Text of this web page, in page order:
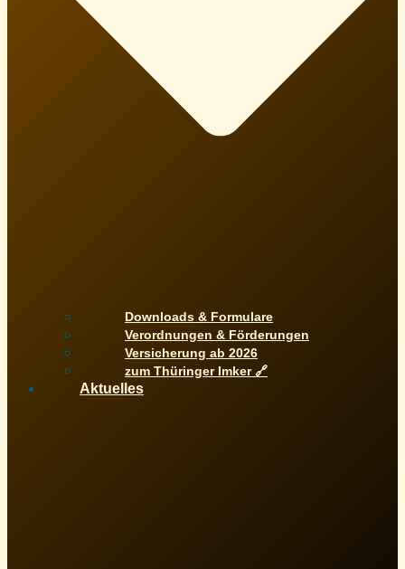
Downloads & Formulare
Verordnungen & Förderungen
Versicherung ab 2026
zum Thüringer Imker 🔗
Aktuelles